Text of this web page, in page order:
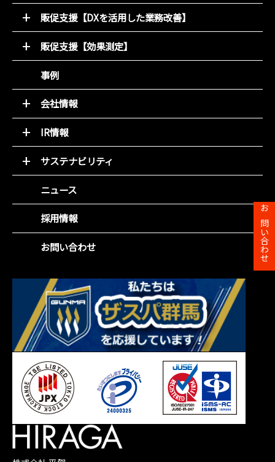
お問い合わせ
52週マーケティング
キャンペーン支援サービス
動画コンテンツ
デジタルチラシ 買適ミッケ!
商品ブランディング
PDM（顧客データ活用）
LINE集客サービス（＋LINKS）
販促支援【DXを活用した業務改善】
オンライン販促物制作支援システム
店別販促サポート
販促支援【効果測定】
商圏ポテンシャル分析
アンケート分析
売れるデザイン研究所
事例
会社情報
トップメッセージ
基本理念
会社概要
組織図
役員紹介
沿革
事業所一覧
IR情報
トップメッセージと決算解説
経営方針
IR資料室
財務ハイライト
IRカレンダー
株主総会
株主メモ
サステナビリティ
環境(E)
社会(S)
企業統治(G)
SDGsの取組み
ニュース
採用情報
お問い合わせ